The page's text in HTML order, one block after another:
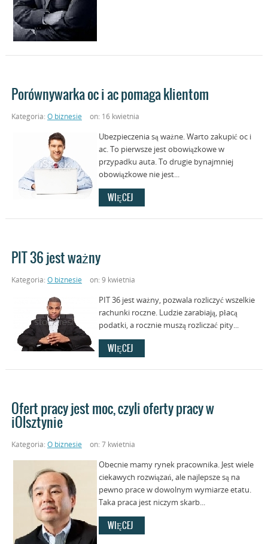
Porównywarka oc i ac pomaga klientom
Kategoria: O biznesie on: 16 kwietnia
Ubezpieczenia są ważne. Warto zakupić oc i
ac. To pierwsze jest obowiązkowe w
przypadku auta. To drugie bynajmniej
obowiązkowe nie jest...
WIĘCEJ
PIT 36 jest ważny
Kategoria: O biznesie on: 9 kwietnia
PIT 36 jest ważny, pozwala rozliczyć wszelkie
rachunki roczne. Ludzie zarabiają, płacą
podatki, a rocznie muszą rozliczać pity...
WIĘCEJ
Ofert pracy jest moc, czyli oferty pracy w
iOlsztynie
Kategoria: O biznesie on: 7 kwietnia
Obecnie mamy rynek pracownika. Jest wiele
ciekawych rozwiązań, ale najlepsze są na
pewno prace w dowolnym wymiarze etatu.
Taka praca jest niczym skarb...
WIĘCEJ